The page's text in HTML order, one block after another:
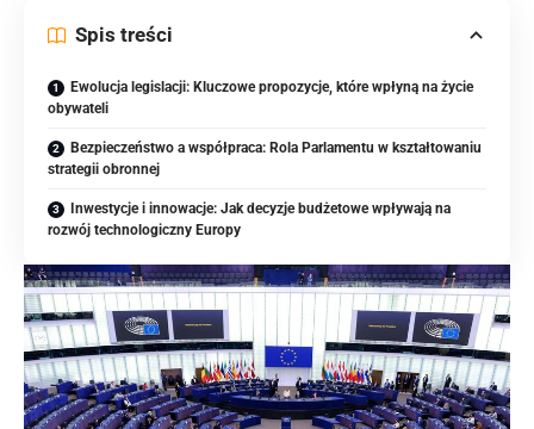
Spis treści
Ewolucja legislacji: Kluczowe propozycje, które wpłyną na życie
obywateli
Bezpieczeństwo a współpraca: Rola Parlamentu w kształtowaniu
strategii obronnej
Inwestycje i innowacje: Jak decyzje budżetowe wpływają na
rozwój technologiczny Europy